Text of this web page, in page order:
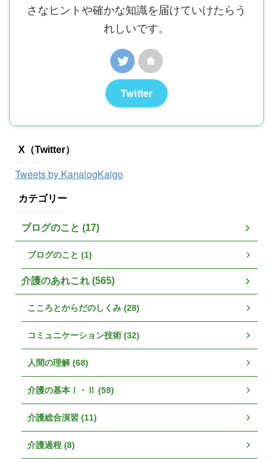
さなヒントや確かな知識を届けていけたらう
れしいです。
Twitter
X（Twitter）
Tweets by KanalogKaigo
カテゴリー
ブログのこと (17)
ブログのこと (1)
介護のあれこれ (565)
こころとからだのしくみ (28)
コミュニケーション技術 (32)
人間の理解 (68)
介護の基本Ⅰ・Ⅱ (59)
介護総合演習 (11)
介護過程 (8)